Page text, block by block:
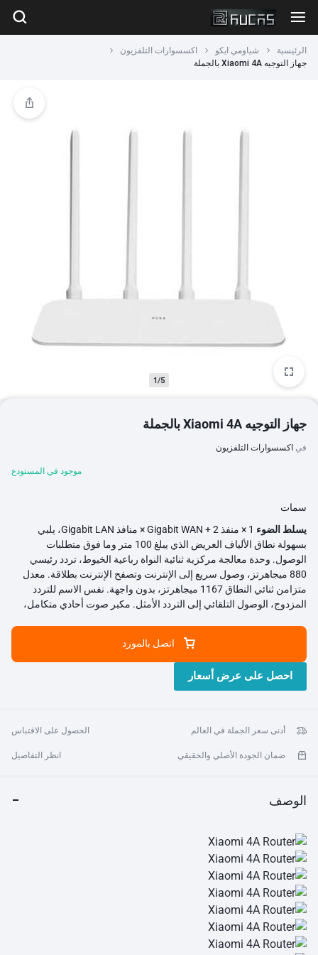
الرئيسية شياومي ايكو
اكسسوارات التلفزيون
جهاز التوجيه Xiaomi 4A بالجملة
1/5
جهاز التوجيه Xiaomi 4A بالجملة
في اكسسوارات التلفزيون
موجود في المستودع
سمات
يسلط الضوء
1 × منفذ Gigabit WAN + 2 × منافذ Gigabit LAN، يلبي
بسهولة نطاق الألياف العريض الذي يبلغ 100 متر وما فوق متطلبات
الوصول. وحدة معالجة مركزية ثنائية النواة رباعية الخيوط، تردد رئيسي
880 ميجاهرتز، وصول سريع إلى الإنترنت وتصفح الإنترنت بطلاقة. معدل
متزامن ثنائي النطاق 1167 ميجاهرتز، بدون واجهة. نفس الاسم للتردد
المزدوج، الوصول التلقائي إلى التردد الأمثل. مكبر صوت أحادي متكامل،
الإشارة الضعيفة. إدارة الوقت والمحتوى الخاص بطفلك على الإنترنت،
وحماية أمان طفلك على الإنترنت. قم بتعيين وقت اتصال الجهاز بالشبكة
ونطاق عناوين URL المسموح لها بالوصول إليها.
اتصل بالمورد
احصل على عرض أسعار
أدنى سعر الجملة في العالم الحصول على الاقتباس
ضمان الجودة الأصلي والحقيقي انظر التفاصيل
الوصف